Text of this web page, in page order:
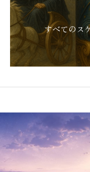
すべてのス